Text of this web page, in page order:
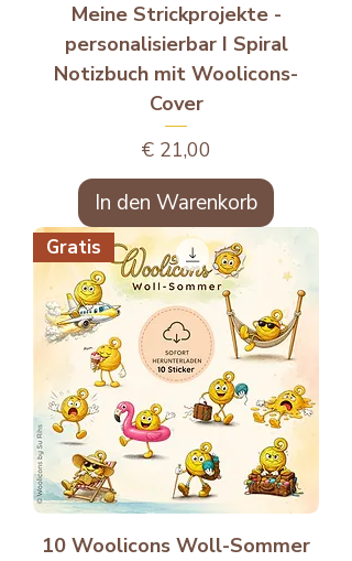
Meine Strickprojekte -
personalisierbar I Spiral
Notizbuch mit Woolicons-
Cover
Preis
€ 21,00
In den Warenkorb
Gratis
10 Woolicons Woll-Sommer